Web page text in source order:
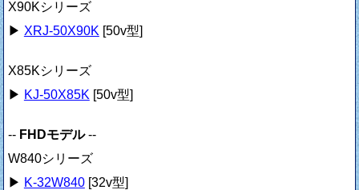
X90Kシリーズ
▶ XRJ-50X90K [50v型]
X85Kシリーズ
▶ KJ-50X85K [50v型]
-- FHDモデル--
W840シリーズ
▶ K-32W840[32v型]